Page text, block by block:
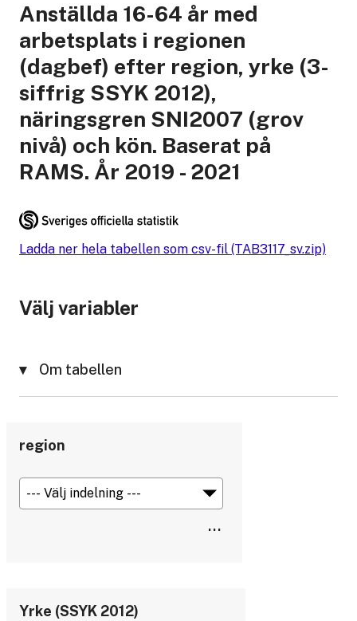
Anställda 16-64 år med
arbetsplats i regionen
(dagbef) efter region, yrke (3-
siffrig SSYK 2012),
näringsgren SNI2007 (grov
nivå) och kön. Baserat på
RAMS. År 2019 - 2021
Ladda ner hela tabellen som csv-fil (TAB3117_sv.zip)
Välj variabler
Om tabellen
region
Yrke (SSYK 2012)